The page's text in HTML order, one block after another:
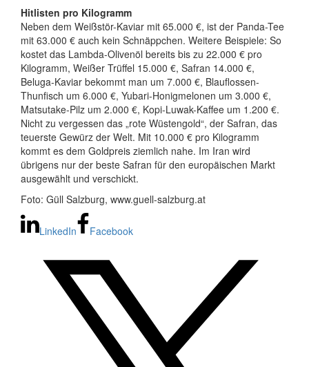
Hitlisten pro Kilogramm
Neben dem Weißstör-Kaviar mit 65.000 €, ist der Panda-Tee
mit 63.000 € auch kein Schnäppchen. Weitere Beispiele: So
kostet das Lambda-Olivenöl bereits bis zu 22.000 € pro
Kilogramm, Weißer Trüffel 15.000 €, Safran 14.000 €,
Beluga-Kaviar bekommt man um 7.000 €, Blauflossen-
Thunfisch um 6.000 €, Yubari-Honigmelonen um 3.000 €,
Matsutake-Pilz um 2.000 €, Kopi-Luwak-Kaffee um 1.200 €.
Nicht zu vergessen das „rote Wüstengold“, der Safran, das
teuerste Gewürz der Welt. Mit 10.000 € pro Kilogramm
kommt es dem Goldpreis ziemlich nahe. Im Iran wird
übrigens nur der beste Safran für den europäischen Markt
ausgewählt und verschickt.
Foto: Güll Salzburg, www.guell-salzburg.at
LinkedIn Facebook